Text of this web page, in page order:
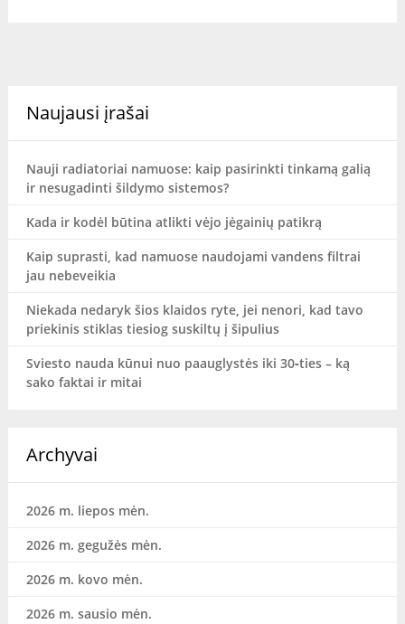
Naujausi įrašai
Nauji radiatoriai namuose: kaip pasirinkti tinkamą galią
ir nesugadinti šildymo sistemos?
Kada ir kodėl būtina atlikti vėjo jėgainių patikrą
Kaip suprasti, kad namuose naudojami vandens filtrai
jau nebeveikia
Niekada nedaryk šios klaidos ryte, jei nenori, kad tavo
priekinis stiklas tiesiog suskiltų į šipulius
Sviesto nauda kūnui nuo paauglystės iki 30‑ties – ką
sako faktai ir mitai
Archyvai
2026 m. liepos mėn.
2026 m. gegužės mėn.
2026 m. kovo mėn.
2026 m. sausio mėn.